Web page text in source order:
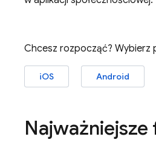
Chcesz rozpocząć? Wybierz
iOS Android